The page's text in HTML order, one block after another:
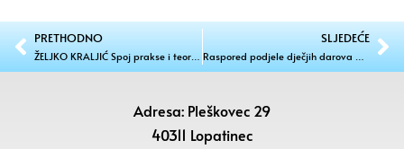
PRETHODNO
ŽELJKO KRALJIĆ Spoj prakse i teorije u obrazovanju budućih učitelja
SLJEDEĆE
Raspored podjele dječjih darova 2025. za sva naselja
Adresa: Pleškovec 29
40311 Lopatinec